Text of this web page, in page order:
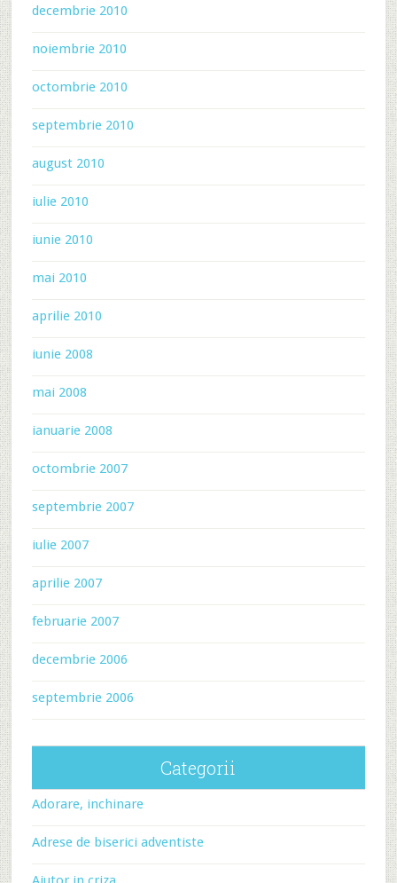
decembrie 2010
noiembrie 2010
octombrie 2010
septembrie 2010
august 2010
iulie 2010
iunie 2010
mai 2010
aprilie 2010
iunie 2008
mai 2008
ianuarie 2008
octombrie 2007
septembrie 2007
iulie 2007
aprilie 2007
februarie 2007
decembrie 2006
septembrie 2006
Categorii
Adorare, inchinare
Adrese de biserici adventiste